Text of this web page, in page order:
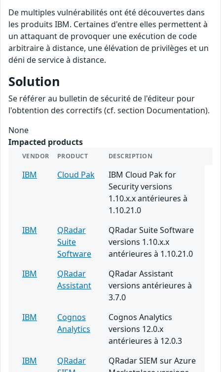
De multiples vulnérabilités ont été découvertes dans
les produits IBM. Certaines d'entre elles permettent à
un attaquant de provoquer une exécution de code
arbitraire à distance, une élévation de privilèges et un
déni de service à distance.
Solution
Se référer au bulletin de sécurité de l'éditeur pour
l'obtention des correctifs (cf. section Documentation).
None
Impacted products
VENDOR PRODUCT DESCRIPTION
IBM Cloud Pak
IBM Cloud Pak for
Security versions
1.10.x.x antérieures à
1.10.21.0
IBM
QRadar
Suite
Software
QRadar Suite Software
versions 1.10.x.x
antérieures à 1.10.21.0
IBM
QRadar
Assistant
QRadar Assistant
versions antérieures à
3.7.0
IBM
Cognos
Analytics
Cognos Analytics
versions 12.0.x
antérieures à 12.0.3
IBM
QRadar
QRadar SIEM sur Azure